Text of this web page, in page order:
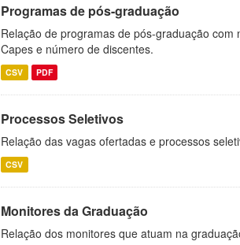
Programas de pós-graduação
Relação de programas de pós-graduação
Capes e número de discentes.
CSV PDF
Processos Seletivos
Relação das vagas ofertadas e processos
CSV
Monitores da Graduação
Relação dos monitores que atuam na